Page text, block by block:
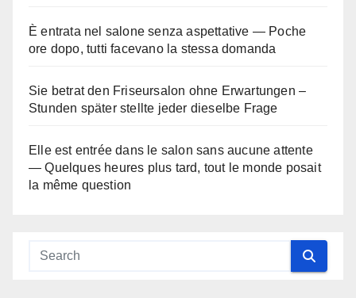
È entrata nel salone senza aspettative — Poche
ore dopo, tutti facevano la stessa domanda
Sie betrat den Friseursalon ohne Erwartungen –
Stunden später stellte jeder dieselbe Frage
Elle est entrée dans le salon sans aucune attente
— Quelques heures plus tard, tout le monde posait
la même question